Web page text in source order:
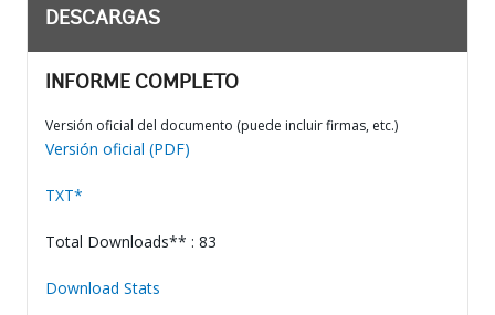
DESCARGAS
INFORME COMPLETO
Versión oficial del documento (puede incluir firmas, etc.)
Versión oficial (PDF)
TXT*
Total Downloads** : 83
Download Stats